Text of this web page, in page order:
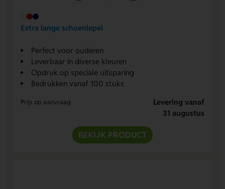
Extra lange schoenlepel
Perfect voor ouderen
Leverbaar in diverse kleuren
Opdruk op speciale uitsparing
Bedrukken vanaf 100 stuks
Prijs op aanvraag
Levering vanaf
31 augustus
BEKIJK PRODUCT